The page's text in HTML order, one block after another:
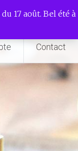
17 août. Bel été à
Contact